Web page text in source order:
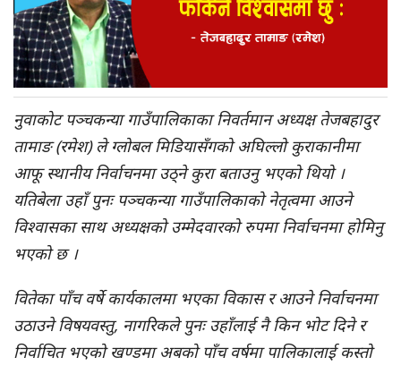
नुवाकोट पञ्चकन्या गाउँपालिकाका निवर्तमान अध्यक्ष तेजबहादुर
तामाङ (रमेश) ले ग्लोबल मिडियासँगको अघिल्लो कुराकानीमा
आफू स्थानीय निर्वाचनमा उठ्ने कुरा बताउनु भएको थियो ।
यतिबेला उहाँ पुनः पञ्चकन्या गाउँपालिकाको नेतृत्वमा आउने
विश्वासका साथ अध्यक्षको उम्मेदवारको रुपमा निर्वाचनमा होमिनु
भएको छ ।
वितेका पाँच वर्षे कार्यकालमा भएका विकास र आउने निर्वाचनमा
उठाउने विषयवस्तु, नागरिकले पुनः उहाँलाई नै किन भोट दिने र
निर्वाचित भएको खण्डमा अबको पाँच वर्षमा पालिकालाई कस्तो